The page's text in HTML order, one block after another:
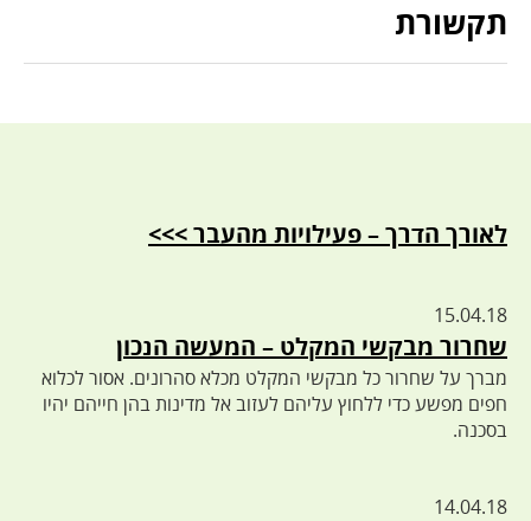
תקשורת
לאורך הדרך – פעילויות מהעבר >>>
15.04.18
שחרור מבקשי המקלט – המעשה הנכון
מברך על שחרור כל מבקשי המקלט מכלא סהרונים. אסור לכלוא
חפים מפשע כדי ללחוץ עליהם לעזוב אל מדינות בהן חייהם יהיו
בסכנה.
14.04.18